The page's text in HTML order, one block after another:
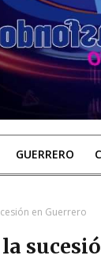
GUERRERO
en Guerrero